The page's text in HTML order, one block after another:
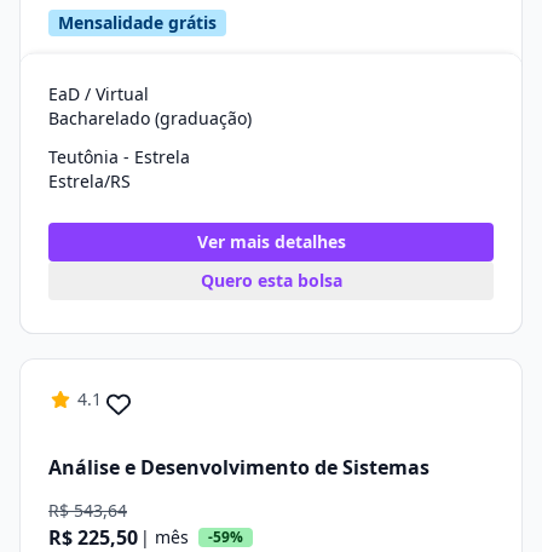
Mensalidade grátis
EaD / Virtual
Bacharelado (graduação)
Teutônia - Estrela
Estrela/RS
Ver mais detalhes
Quero esta bolsa
4.1
Análise e Desenvolvimento de Sistemas
R$ 543,64
R$ 225,50 | mês -59%